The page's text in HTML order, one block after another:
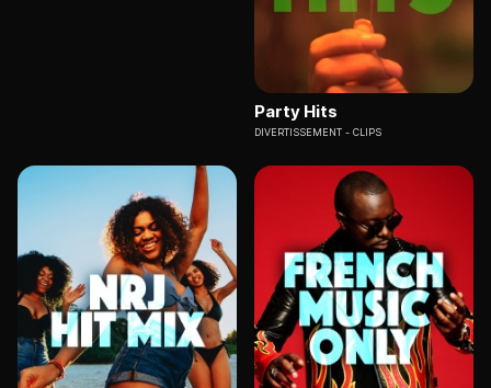
Party Hits
DIVERTISSEMENT CLIPS